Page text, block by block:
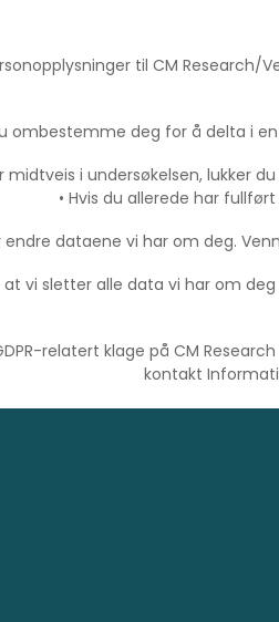
til CM
ombestemme deg for å delta i
midtveis i undersøkelsen, lukker
• Hvis du allerede har
dataene vi har om deg.
vi sletter alle data vi har om
relatert klage på CM
kontakt